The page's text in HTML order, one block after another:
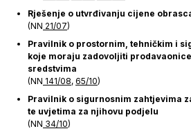
Rješenje o utvrđivanju cijene
(NN 21/07)
Pravilnik o prostornim, tehničkim i
koje moraju zadovoljiti
sredstvima
(NN 141/08, 65/10)
Pravilnik o sigurnosnim zahtjevima
te uvjetima za njihovu podjelu
(NN 34/10)